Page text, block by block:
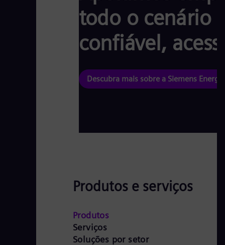
todo o cenário
confiável,
Descubra mais sobre a Siemens Energy
Produtos e serviços
Produtos
Serviços
Soluções por setor
J
u
t
o
s
p